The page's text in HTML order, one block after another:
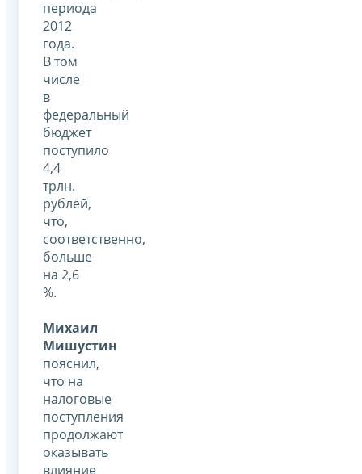
периода
2012
года.
В том
числе
в
федеральный
бюджет
поступило
4,4
трлн.
рублей,
что,
соответственно,
больше
на 2,6
%.
Михаил
Мишустин
пояснил,
что на
налоговые
поступления
продолжают
оказывать
влияние